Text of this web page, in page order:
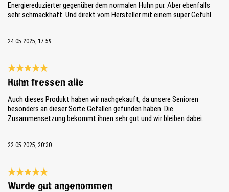
Energiereduzierter gegenüber dem normalen Huhn pur. Aber ebenfalls
sehr schmackhaft. Und direkt vom Hersteller mit einem super Gefühl
24.05.2025, 17:59
Review with rating of 5 out of 5 stars
Huhn fressen alle
Auch dieses Produkt haben wir nachgekauft, da unsere Senioren
besonders an dieser Sorte Gefallen gefunden haben. Die
Zusammensetzung bekommt ihnen sehr gut und wir bleiben dabei.
22.05.2025, 20:30
Review with rating of 5 out of 5 stars
Wurde gut angenommen